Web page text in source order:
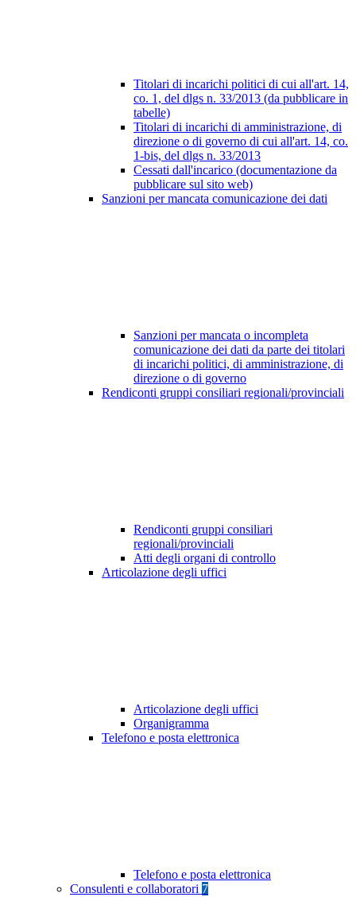
Titolari di incarichi politici di cui all'art. 14,
co. 1, del dlgs n. 33/2013 (da pubblicare in
tabelle)
Titolari di incarichi di amministrazione, di
direzione o di governo di cui all'art. 14, co.
1-bis, del dlgs n. 33/2013
Cessati dall'incarico (documentazione da
pubblicare sul sito web)
Sanzioni per mancata comunicazione dei dati
Sanzioni per mancata o incompleta
comunicazione dei dati da parte dei titolari
di incarichi politici, di amministrazione, di
direzione o di governo
Rendiconti gruppi consiliari regionali/provinciali
Rendiconti gruppi consiliari
regionali/provinciali
Atti degli organi di controllo
Articolazione degli uffici
Articolazione degli uffici
Organigramma
Telefono e posta elettronica
Telefono e posta elettronica
Consulenti e collaboratori 7